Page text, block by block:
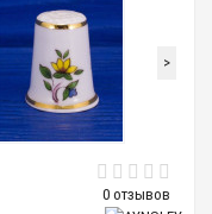
>
0 отзывов